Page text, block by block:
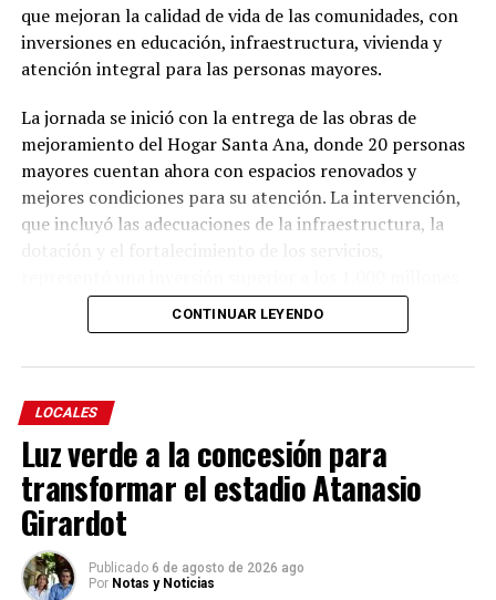
que mejoran la calidad de vida de las comunidades, con
inversiones en educación, infraestructura, vivienda y
atención integral para las personas mayores.
La jornada se inició con la entrega de las obras de
mejoramiento del Hogar Santa Ana, donde 20 personas
mayores cuentan ahora con espacios renovados y
mejores condiciones para su atención. La intervención,
que incluyó las adecuaciones de la infraestructura, la
de pesos, de los cuales la Gobernación de Antioquia
aportó 914 millones y la Alcaldía de Yolombó 101
La intervención incluyó la renovación de la cubierta, la
modernización de las instalaciones sanitarias y de
servicios, el mejoramiento de la accesibilidad y la
actualización de los sistemas constructivos,
incorporando criterios de eficiencia energética, uso
responsable del agua y seguridad estructural para
ofrecer espacios más seguros, cómodos y adecuados
para las personas mayores.
CONTINUAR LEYENDO
LOCALES
Luz verde a la concesión para
transformar el estadio Atanasio
Girardot
Publicado 6 de agosto de 2026 ago
Por Notas y Noticias